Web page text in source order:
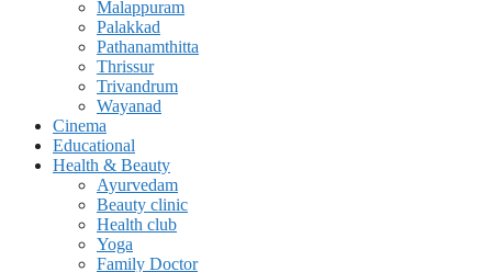
Malappuram
Palakkad
Pathanamthitta
Thrissur
Trivandrum
Wayanad
Cinema
Educational
Health & Beauty
Ayurvedam
Beauty clinic
Health club
Yoga
Family Doctor